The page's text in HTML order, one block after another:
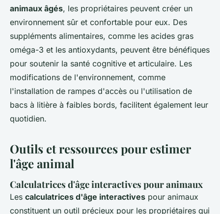
animaux âgés, les propriétaires peuvent créer un
environnement sûr et confortable pour eux. Des
suppléments alimentaires, comme les acides gras
oméga-3 et les antioxydants, peuvent être bénéfiques
pour soutenir la santé cognitive et articulaire. Les
modifications de l'environnement, comme
l'installation de rampes d'accès ou l'utilisation de
bacs à litière à faibles bords, facilitent également leur
quotidien.
Outils et ressources pour estimer
l'âge animal
Calculatrices d'âge interactives pour animaux
Les calculatrices d'âge interactives pour animaux
constituent un outil précieux pour les propriétaires qui